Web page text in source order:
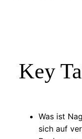
Key
Was ist
sich auf